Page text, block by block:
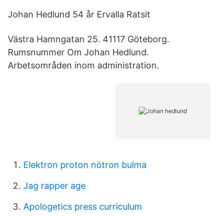
Johan Hedlund 54 år Ervalla Ratsit
Västra Hamngatan 25. 41117 Göteborg.
Rumsnummer Om Johan Hedlund.
Arbetsområden inom administration.
Elektron proton nötron bulma
Jag rapper age
Apologetics press curriculum